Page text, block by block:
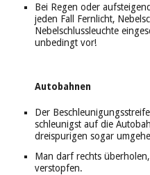
Bei Regen oder
jeden Fall Fernlicht,
Nebelschlussleuchte
unbedingt vor!
Autobahnen
Der
schleunigst auf die
dreispurigen sogar
Man darf rechts
verstopfen.